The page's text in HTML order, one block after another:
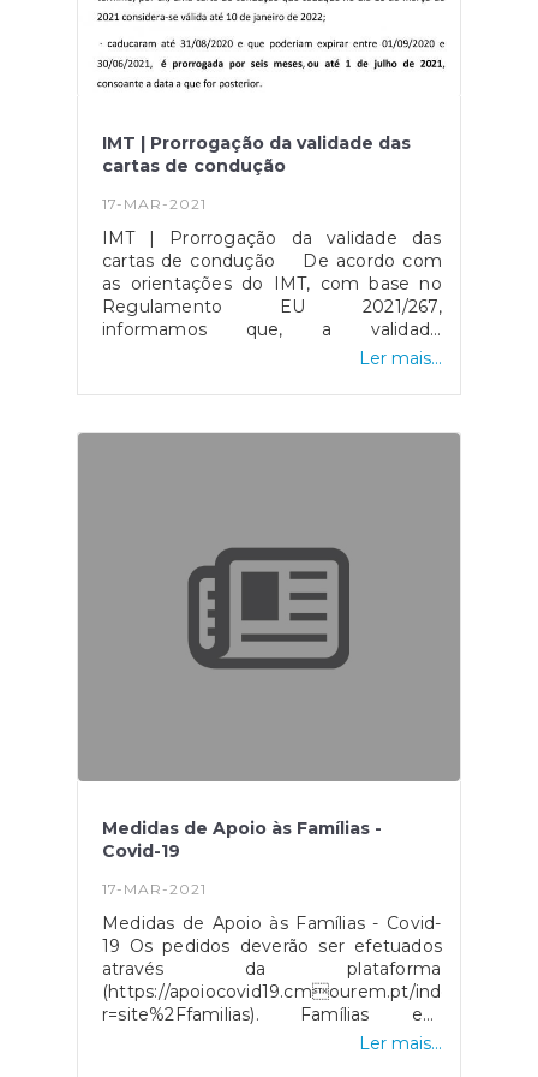
IMT | Prorrogação da validade das
cartas de condução
17-MAR-2021
IMT | Prorrogação da validade das
cartas de condução De acordo com
as orientações do IMT, com base no
Regulamento EU 2021/267,
informamos que, a validade
das cartas de condução que:
entre 01/09/2020 e 30/06/2021, é
31/08/2020 e que poderiam expirar
entre 01/09/2020 e 30/06/2021, é
prorrogada por seis meses, ou até 1 de
julho de 2021, consoante a data a que
for posterior.
Ler mais...
Medidas de Apoio às Famílias -
Covid-19
17-MAR-2021
Medidas de Apoio às Famílias - Covid-
19 Os pedidos deverão ser efetuados
através da plataforma
(https://apoiocovid19.cmourem.pt/index.php?
r=site%2Ffamilias). Famílias em
Ler mais...